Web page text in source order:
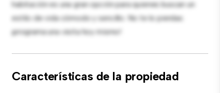
habitación es una gran opción para quienes buscan un
estilo de vida cómodo y sencillo. No te lo pierdas:
¡programa una visita hoy mismo!
Características de la propiedad